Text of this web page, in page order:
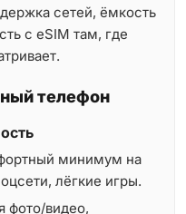
сетей, ёмкость
с eSIM там, где
телефон
минимум на
лёгкие игры.
фото/видео,